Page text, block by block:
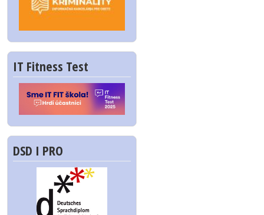
IT Fitness Test
DSD I PRO